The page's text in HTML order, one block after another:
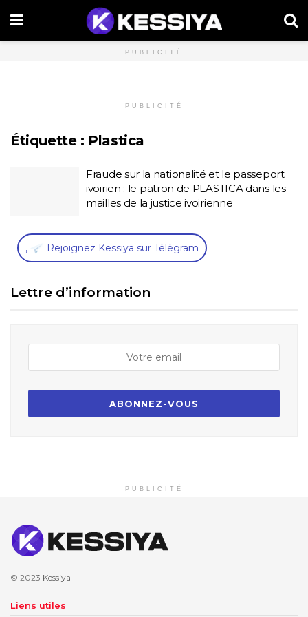
PUBLICITÉ
PUBLICITÉ
Étiquette : Plastica
Fraude sur la nationalité et le passeport
ivoirien : le patron de PLASTICA dans les
mailles de la justice ivoirienne
, Rejoignez Kessiya sur Télégram
Lettre d’information
PUBLICITÉ
© 2023 Kessiya
Liens utiles